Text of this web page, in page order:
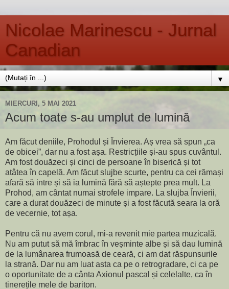
Nicolae Marinescu - Jurnal
Canadian
▼
MIERCURI, 5 MAI 2021
Acum toate s-au umplut de lumină
Am făcut deniile, Prohodul și Învierea. Aș vrea să spun „ca
de obicei”, dar nu a fost așa. Restricțiile și-au spus cuvântul.
Am fost douăzeci și cinci de persoane în biserică și tot
atâtea în capelă. Am făcut slujbe scurte, pentru ca cei rămași
afară să intre și să ia lumină fără să aștepte prea mult. La
Prohod, am cântat numai strofele impare. La slujba Învierii,
care a durat douăzeci de minute și a fost făcută seara la oră
de vecernie, tot așa.
Pentru că nu avem corul, mi-a revenit mie partea muzicală.
Nu am putut să mă îmbrac în veșminte albe și să dau lumină
de la lumânarea frumoasă de ceară, ci am dat răspunsurile
la strană. Dar nu am luat asta ca pe o retrogradare, ci ca pe
o oportunitate de a cânta Axionul pascal și celelalte, ca în
tinerețile mele de bariton.